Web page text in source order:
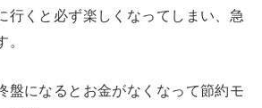
行くと必ず楽しくなってしまい、急
盤になるとお金がなくなって節約モ